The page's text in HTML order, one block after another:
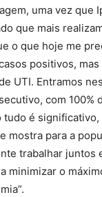
uma vez que
que mais
o que hoje me
positivos, mas
UTI. Entramos
com 100%
tudo é
mostra para a
trabalhar juntos
minimizar o